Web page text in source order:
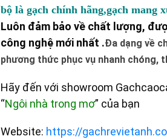
bộ là gạch chính hãng,gạch mang
Luôn đảm bảo về chất lượng,
công nghệ mới nhất .Đa dạng về
phương thức phục vụ nhanh chóng,
Hãy đến với showroom
“Ngôi nhà trong mơ” của bạn
Website: https://